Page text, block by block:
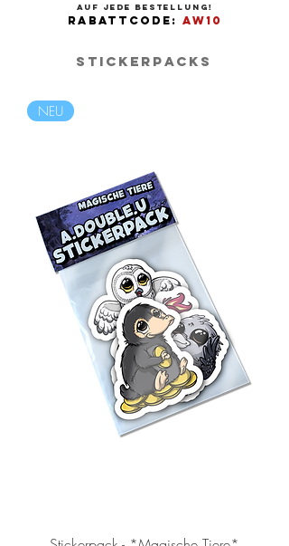
AUF JEDE BESTELLUNG!
RABATTCODE: AW10
Stickerpacks
NEU